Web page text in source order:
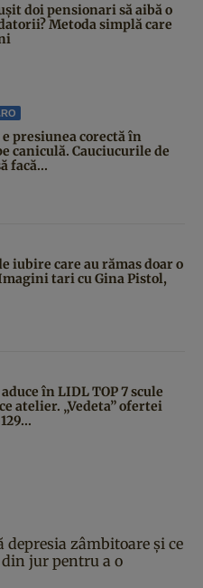
doi pensionari să aibă o
Metoda simplă care
e presiunea corectă în
caniculă. Cauciucurile de
facă...
iubire care au rămas doar o
tari cu Gina Pistol,
aduce în LIDL TOP 7 scule
atelier. „Vedeta” ofertei
depresia zâmbitoare și ce
din jur pentru a o